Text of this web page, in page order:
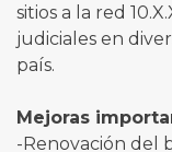
sitios a la red
judiciales en
país.
Mejoras
-Renovación del